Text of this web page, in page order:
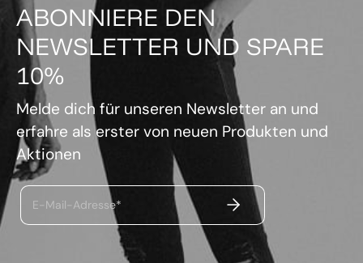
ABONNIERE DEN
NEWSLETTER UND SPARE
10%
Melde dich für unseren Newsletter an und
erfahre als erster von neuen Produkten und
Aktionen
E-Mail-Adresse* ABSENDEN